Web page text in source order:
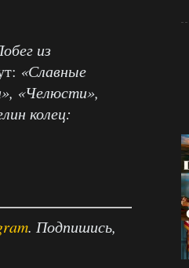
из
«Славные
«Челюсти»,
колец:
. Подпишись,